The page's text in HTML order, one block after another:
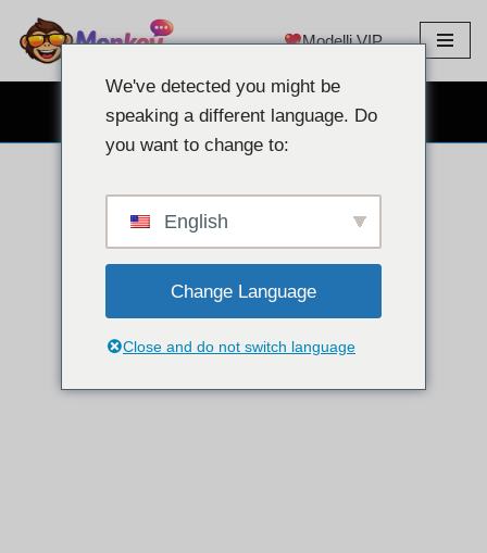
Vai
al
Modelli VIP
CHAT GRATUITA IN WEBCAM
We've detected you might be
speaking a different language. Do
you want to change to:
English
Change Language
Close and do not switch language